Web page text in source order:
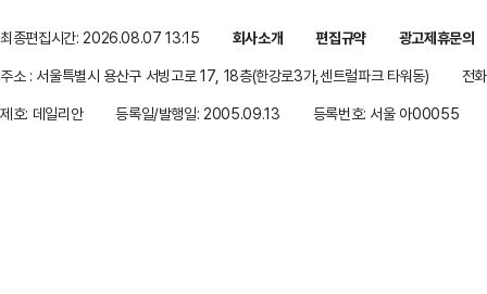
최종편집시간: 2026.08.07 13:15 회사소개 편집규약
광고제휴문의
주소 : 서울특별시 용산구 서빙고로 17, 18층(한강로3가,센트럴파크 타워동)
전
제호: 데일리안
등록일/발행일: 2005.09.13 등록번호: 서울 아00055